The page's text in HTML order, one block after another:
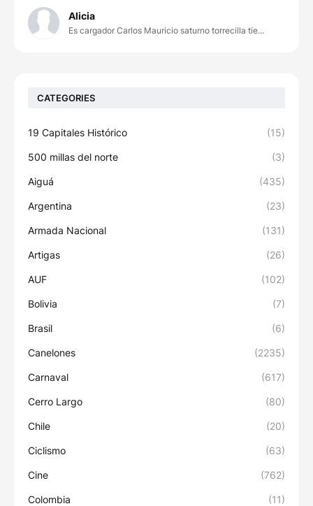
Alicia
Es cargador Carlos Mauricio saturno torrecilla tie...
CATEGORIES
19 Capitales Histórico (15)
500 millas del norte (3)
Aiguá (435)
Argentina (23)
Armada Nacional (131)
Artigas (26)
AUF (102)
Bolivia (7)
Brasil (6)
Canelones (2235)
Carnaval (617)
Cerro Largo (80)
Chile (20)
Ciclismo (63)
Cine (762)
Colombia (11)